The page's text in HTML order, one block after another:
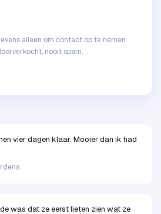
alleen om contact op te nemen.
nooit spam.
vier dagen klaar. Mooier dan ik had
was dat ze eerst lieten zien wat ze